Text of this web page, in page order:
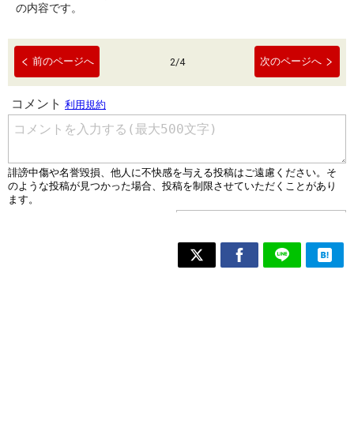
の内容です。
前のページへ 2/4 次のページへ